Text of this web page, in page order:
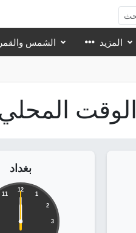
الشمس والقمر المزيد
الوقت
بغداد
12
1
2
3
11